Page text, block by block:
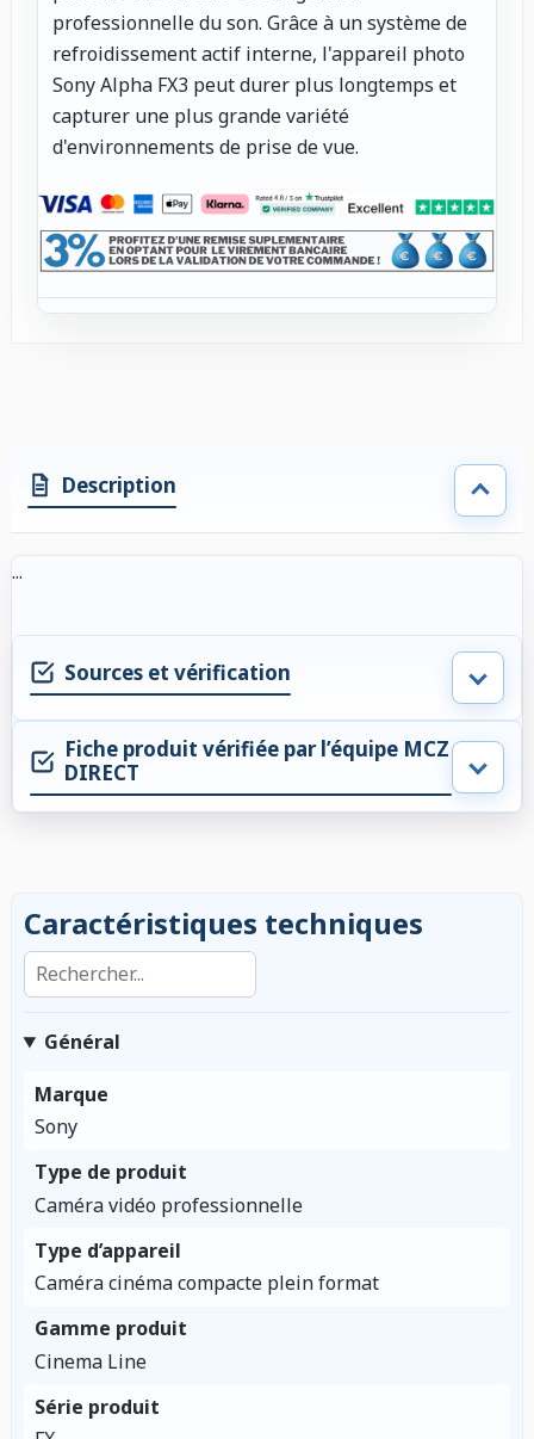
professionnelle du son. Grâce à un système de
refroidissement actif interne, l'appareil photo
Sony Alpha FX3 peut durer plus longtemps et
capturer une plus grande variété
d'environnements de prise de vue.
Description
...
Sources et vérification
Fiche produit vérifiée par l’équipe MCZ
DIRECT
Caractéristiques techniques
Rechercher dans les caractéristiques
Général
Marque
Sony
Type de produit
Caméra vidéo professionnelle
Type d’appareil
Caméra cinéma compacte plein format
Gamme produit
Cinema Line
Série produit